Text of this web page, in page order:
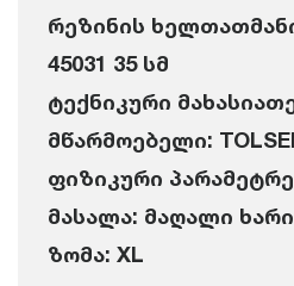
რეზინის ხელთათმანი
45031 35 სმ
ტექნიკური
მწარმოებელი:
ფიზიკური
მასალა: მაღალი
ზომა: XL